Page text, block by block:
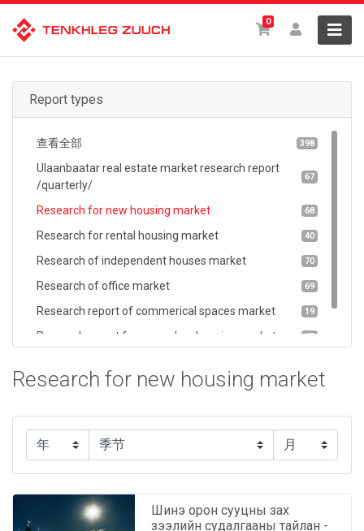
0
Report types
查看全部 398
Ulaanbaatar real estate market research report
/quarterly/
67
Research for new housing market 68
Research for rental housing market 40
Research of independent houses market 70
Research of office market 69
Research report of commerical spaces market 19
Research report for secondary housing market 65
Research for new housing market
Шинэ орон сууцны зах
зээлийн судалгааны тайлан -